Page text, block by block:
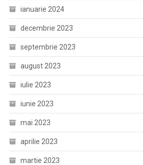
ianuarie 2024
decembrie 2023
septembrie 2023
august 2023
iulie 2023
iunie 2023
mai 2023
aprilie 2023
martie 2023